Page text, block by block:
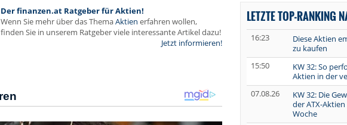
Der finanzen.at Ratgeber für Aktien!
Wenn Sie mehr über das ThemaAktien erfahren wollen,
finden Sie in unserem Ratgeber viele interessante Artikel dazu!
Jetzt informieren!
LETZTE TOP-RANKING
16:23
Diese Aktien
zu kaufen
15:50
KW 32: So
Aktien in der
07.08.26
KW 32: Die
der ATX-
Woche